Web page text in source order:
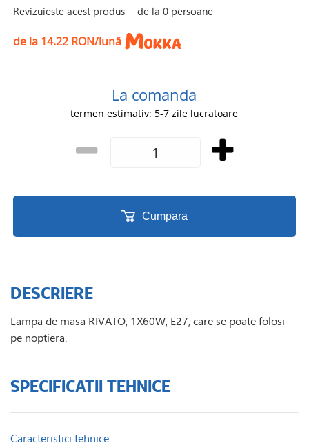
Revizuieste acest produs de la0 persoane
de la 14.22 RON/lună
La comanda
termen estimativ: 5-7 zile lucratoare
Cumpara
DESCRIERE
Lampa de masa RIVATO, 1X60W, E27, care se poate folosi
pe noptiera.
SPECIFICATII TEHNICE
Caracteristici tehnice